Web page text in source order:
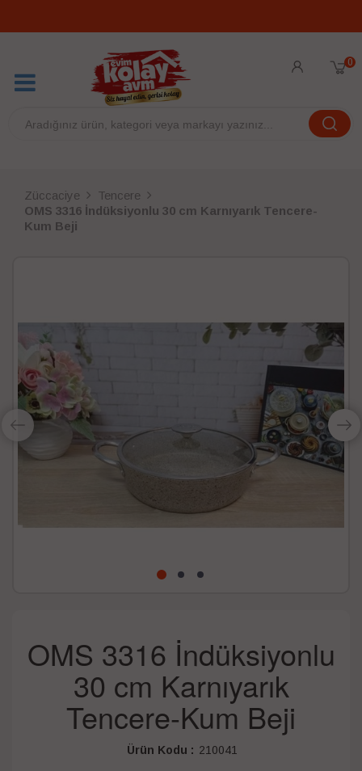
0
Züccaciye
Tencere
OMS 3316 İndüksiyonlu 30 cm Karnıyarık Tencere-
Kum Beji
OMS 3316 İndüksiyonlu
30 cm Karnıyarık
Tencere-Kum Beji
Ürün Kodu : 210041